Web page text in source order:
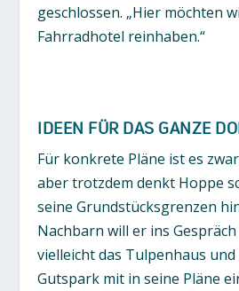
geschlossen. „Hier möchten
Fahrradhotel reinhaben.“
IDEEN FÜR DAS GANZE
Für konkrete Pläne ist es
aber trotzdem denkt Hoppe
seine Grundstücksgrenzen
Nachbarn will er ins
vielleicht das Tulpenhaus
Gutspark mit in seine Pläne